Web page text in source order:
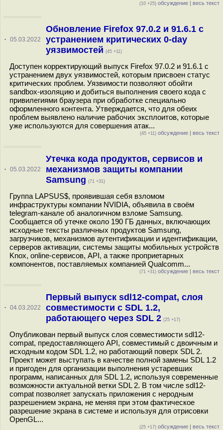
(10 +25) обсуждение | весь текст
· 05.03.2022
Обновление Firefox 97.0.2 и 91.6.1 с
устранением критических 0-day
уязвимостей (45 +11)
Доступен корректирующий выпуск Firefox 97.0.2 и 91.6.1 с
устранением двух уязвимостей, которым присвоен статус
критических проблем. Уязвимости позволяют обойти
sandbox-изоляцию и добиться выполнения своего кода с
привилегиями браузера при обработке специально
оформленного контента. Утверждается, что для обеих
проблем выявлено наличие рабочих эксплоитов, которые
уже используются для совершения атак...
(45 +11) обсуждение | весь текст
· 05.03.2022
Утечка кода продуктов, сервисов и
механизмов защиты компании
Samsung (71 +31)
Группа LAPSUS$, проявившая себя взломом
инфраструктуры компании NVIDIA, объявила в своём
telegram-канале об аналогичном взломе Samsung.
Сообщается об утечке около 190 ГБ данных, включающих
исходные тексты различных продуктов Samsung,
загрузчиков, механизмов аутентификации и идентификации,
серверов активации, системы защиты мобильных устройств
Knox, online-сервисов, API, а также проприетарных
компонентов, поставляемых компанией Qualcomm...
(71 +31) обсуждение | весь текст
· 04.03.2022
Первый выпуск sdl12-compat, слоя
совместимости с SDL 1.2,
работающего через SDL 2 (25 +17)
Опубликован первый выпуск слоя совместимости sdl12-
compat, предоставляющего API, совместимый с двоичным и
исходным кодом SDL 1.2, но работающий поверх SDL 2.
Проект может выступать в качестве полной замены SDL 1.2
и пригоден для организации выполнения устаревших
программ, написанных для SDL 1.2, используя современные
возможности актуальной ветки SDL 2. В том числе sdl12-
compat позволяет запускать приложения с неродным
разрешением экрана, не меняя при этом фактическое
разрешение экрана в системе и используя для отрисовки
OpenGL...
(25 +17) обсуждение | весь текст